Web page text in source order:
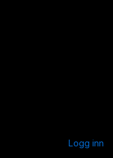
Logg inn